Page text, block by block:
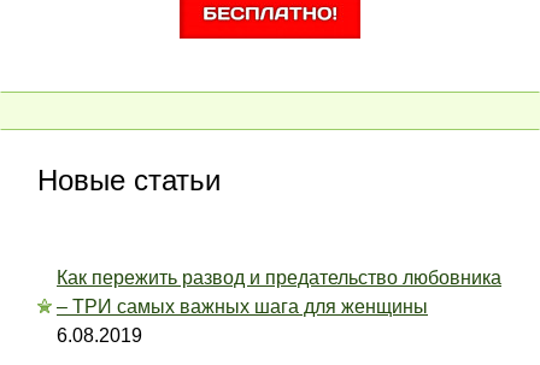
Новые статьи
Как пережить развод и предательство любовника
– ТРИ самых важных шага для женщины
6.08.2019